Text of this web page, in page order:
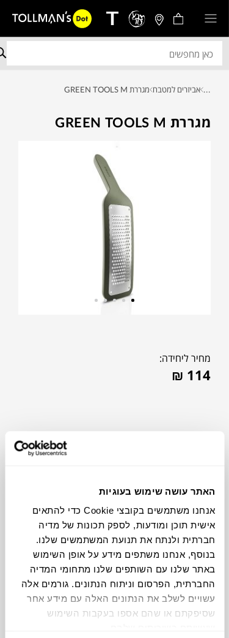
האתר עושה שימוש בעוגיות
אנחנו משתמשים בקובצי Cookie כדי להתאים
אישית תוכן ומודעות, לספק תכונות של מדיה
חברתית ולנתח את תנועת המשתמשים שלנו.
בנוסף, אנחנו משתפים מידע על אופן השימוש
באתר שלנו עם השותפים שלנו מתחומי המדיה
החברתית, הפרסום וניתוח הנתונים. גורמים אלה
עשויים לשלב את הנתונים האלה עם מידע אחר
שסיפקתם או שהם אספו בעקבות השימוש
... אביזרים למטבח מגררת GREEN TOOLS M
מגררת GREEN TOOLS M
מחיר ליחידה:
₪ 114
צבעים